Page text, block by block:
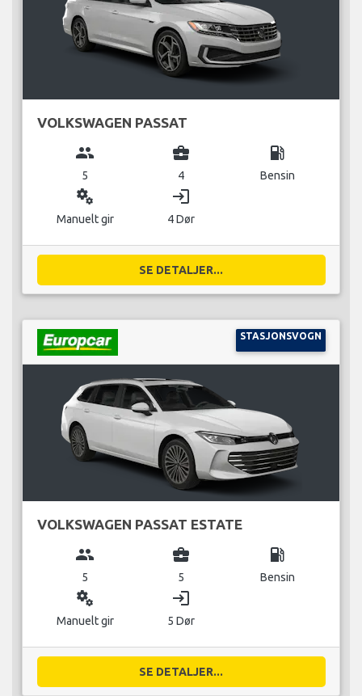
VOLKSWAGEN PASSAT
group
5
business_center
4
local_gas_station
Bensin
miscellaneous_services
Manuelt gir
login
4 Dør
SE DETALJER...
STASJONSVOGN
VOLKSWAGEN PASSAT ESTATE
group
5
business_center
5
local_gas_station
Bensin
miscellaneous_services
Manuelt gir
login
5 Dør
SE DETALJER...